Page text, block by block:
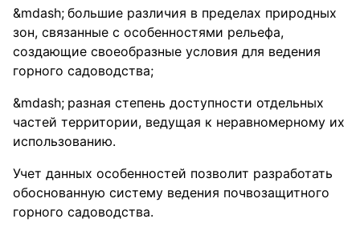
большие различия в пределах природных
зон, связанные с особенностями рельефа,
создающие своеобразные условия для ведения
горного садоводства;
разная степень доступности отдельных
частей территории, ведущая к неравномерному их
использованию.
Учет данных особенностей позволит разработать
обоснованную систему ведения почвозащитного
горного садоводства.